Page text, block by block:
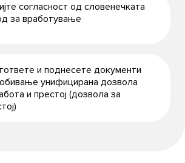
согласност од словенечката
за вработување
и поднесете документи
унифицирана дозвола
и престој (дозвола за